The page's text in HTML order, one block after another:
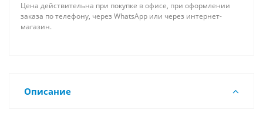
Цена действительна при покупке в офисе, при оформлении
заказа по телефону, через WhatsApp или через интернет-
магазин.
Описание